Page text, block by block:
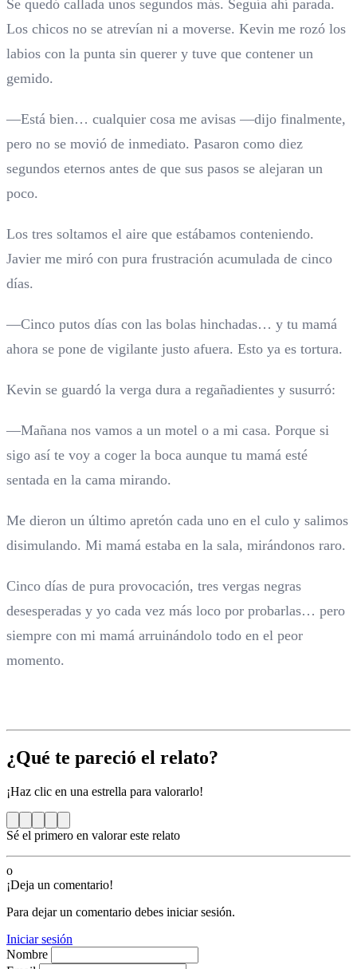
Se quedó callada unos segundos más. Seguía ahí parada.
Los chicos no se atrevían ni a moverse. Kevin me rozó los
labios con la punta sin querer y tuve que contener un
gemido.
—Está bien… cualquier cosa me avisas —dijo finalmente,
pero no se movió de inmediato. Pasaron como diez
segundos eternos antes de que sus pasos se alejaran un
poco.
Los tres soltamos el aire que estábamos conteniendo.
Javier me miró con pura frustración acumulada de cinco
días.
—Cinco putos días con las bolas hinchadas… y tu mamá
ahora se pone de vigilante justo afuera. Esto ya es tortura.
Kevin se guardó la verga dura a regañadientes y susurró:
—Mañana nos vamos a un motel o a mi casa. Porque si
sigo así te voy a coger la boca aunque tu mamá esté
sentada en la cama mirando.
Me dieron un último apretón cada uno en el culo y salimos
disimulando. Mi mamá estaba en la sala, mirándonos raro.
Cinco días de pura provocación, tres vergas negras
desesperadas y yo cada vez más loco por probarlas… pero
siempre con mi mamá arruinándolo todo en el peor
momento.
¿Qué te pareció el relato?
¡Haz clic en una estrella para valorarlo!
Sé el primero en valorar este relato
o
¡Deja un comentario!
Para dejar un comentario debes iniciar sesión.
Iniciar sesión
Nombre